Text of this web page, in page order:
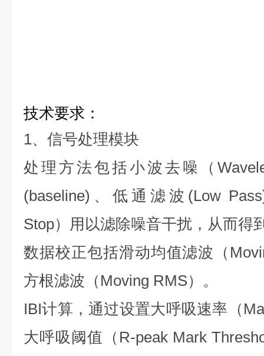
技术要求：
1、信号处理模块
处理方法包括小波去噪（
(baseline) 、低通滤波 (Low
Stop）用以滤除噪音干扰，从而得
数据校正包括滑动均值滤波（
方根滤波（ Moving RMS）。
IBI计算，通过设置大呼吸速率（
大呼吸阈值（ R-peak Mark